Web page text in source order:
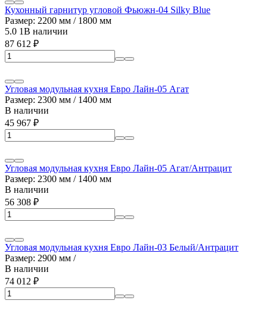
Кухонный гарнитур угловой Фьюжн-04 Silky Blue
Размер: 2200 мм / 1800 мм
5.0 1В наличии
87 612 ₽
Угловая модульная кухня Евро Лайн-05 Агат
Размер: 2300 мм / 1400 мм
В наличии
45 967 ₽
Угловая модульная кухня Евро Лайн-05 Агат/Антрацит
Размер: 2300 мм / 1400 мм
В наличии
56 308 ₽
Угловая модульная кухня Евро Лайн-03 Белый/Антрацит
Размер: 2900 мм /
В наличии
74 012 ₽